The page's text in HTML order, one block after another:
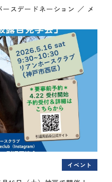
ースデードネーション ／ メ
イベント